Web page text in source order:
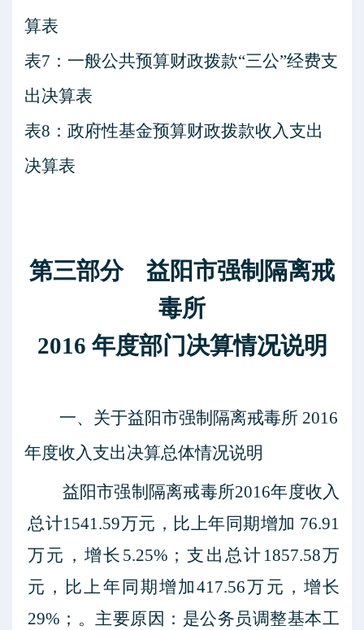
算表
表7：一般公共预算财政拨款“三公”经费支
出决算表
表8：政府性基金预算财政拨款收入支出
决算表
第三部分
益阳市强制隔离戒
毒所
2016 年度部门决算情况说明
一、关于益阳市强制隔离戒毒所 2016
年度收入支出决算总体情况说明
益阳市强制隔离戒毒所2016年度收入
总计1541.59万元，比上年同期增加 76.91
万元，增长 5.25%；支出总计 1857.58万
元，比上年同期增加417.56万元，增长
29%；。主要原因： 是公务员调整基本工